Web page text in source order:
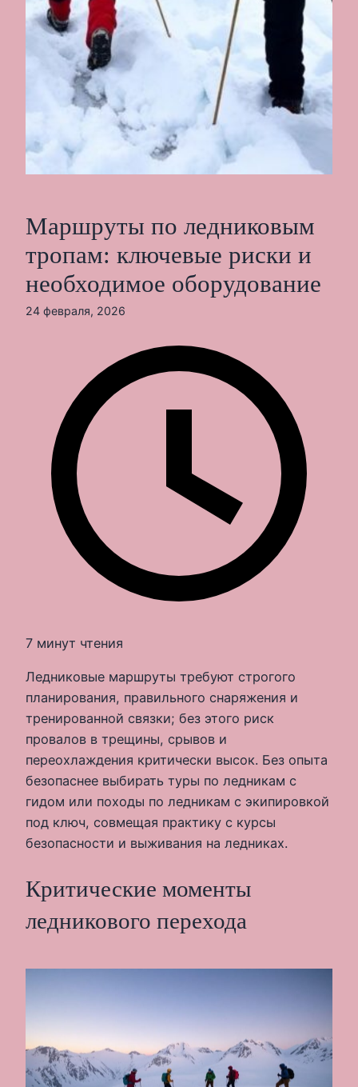
Маршруты по ледниковым
тропам: ключевые риски и
необходимое оборудование
24 февраля, 2026
7 минут чтения
Ледниковые маршруты требуют строгого
планирования, правильного снаряжения и
тренированной связки; без этого риск
провалов в трещины, срывов и
переохлаждения критически высок. Без опыта
безопаснее выбирать туры по ледникам с
гидом или походы по ледникам с экипировкой
под ключ, совмещая практику с курсы
безопасности и выживания на ледниках.
Критические моменты
ледникового перехода